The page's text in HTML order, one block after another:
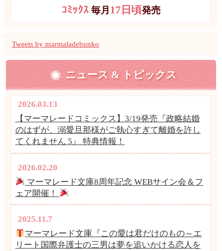
ｺﾐｯｸｽ 毎月 17日頃発売
Tweets by marmaladebunko
ニュース & トピックス
2026.03.13
【マーマレードコミックス】3/19発売『政略結婚
のはずが、溺愛旦那様がご執心すぎて離婚を許し
てくれません 5』 特典情報！
2026.02.20
マーマレード文庫8周年記念 WEBサイン会＆フ
ェア開催！
2025.11.7
マーマレード文庫『この愛は君だけのもの～エ
リート国際弁護士の三男は夢を追いかける恋人を